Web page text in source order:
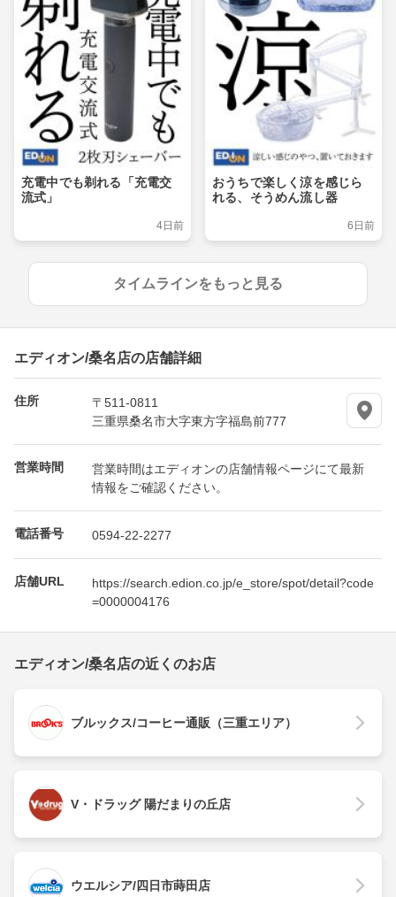
充電中でも剃れる「充電交
流式」
4日前
おうちで楽しく涼を感じら
れる、そうめん流し器
6日前
タイムラインをもっと見る
エディオン/桑名店の店舗詳細
住所
〒511-0811
三重県桑名市大字東方字福島前777
営業時間
営業時間はエディオンの店舗情報ページにて最新
情報をご確認ください。
電話番号 0594-22-2277
店舗URL
https://search.edion.co.jp/e_store/spot/detail?code
=0000004176
エディオン/桑名店の近くのお店
ブルックス/コーヒー通販（三重エリア）
V・ドラッグ 陽だまりの丘店
ウエルシア/四日市蒔田店